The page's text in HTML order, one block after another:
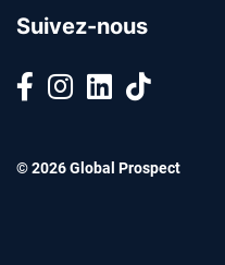
Suivez-nous
© 2026 Global Prospect